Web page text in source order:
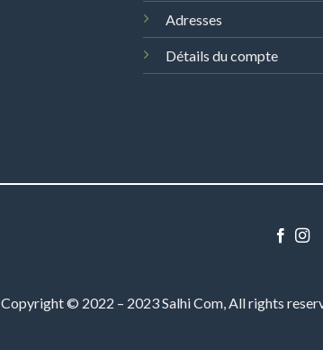
Adresses
Détails du compte
Copyright © 2022 – 2023 Salhi Com, All rights